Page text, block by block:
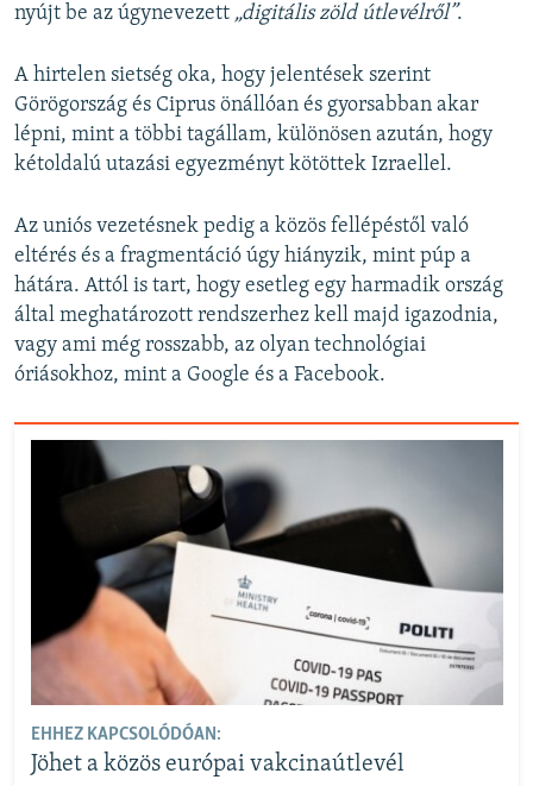
nyújt be az úgynevezett „digitális zöld útlevélről”.
A hirtelen sietség oka, hogy jelentések szerint
Görögország és Ciprus önállóan és gyorsabban akar
lépni, mint a többi tagállam, különösen azután, hogy
kétoldalú utazási egyezményt kötöttek Izraellel.
Az uniós vezetésnek pedig a közös fellépéstől való
eltérés és a fragmentáció úgy hiányzik, mint púp a
hátára. Attól is tart, hogy esetleg egy harmadik ország
által meghatározott rendszerhez kell majd igazodnia,
vagy ami még rosszabb, az olyan technológiai
óriásokhoz, mint a Google és a Facebook.
EHHEZ KAPCSOLÓDÓAN:
Jöhet a közös európai vakcinaútlevél